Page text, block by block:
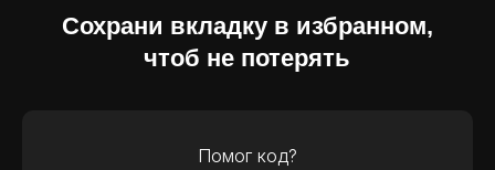
Помог код?